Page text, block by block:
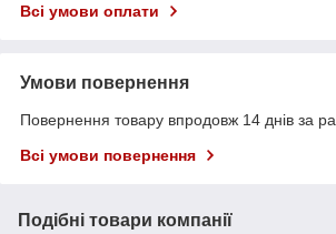
Всі умови оплати
Умови повернення
Повернення товару впродовж 14 днів за
Всі умови повернення
Подібні товари компанії